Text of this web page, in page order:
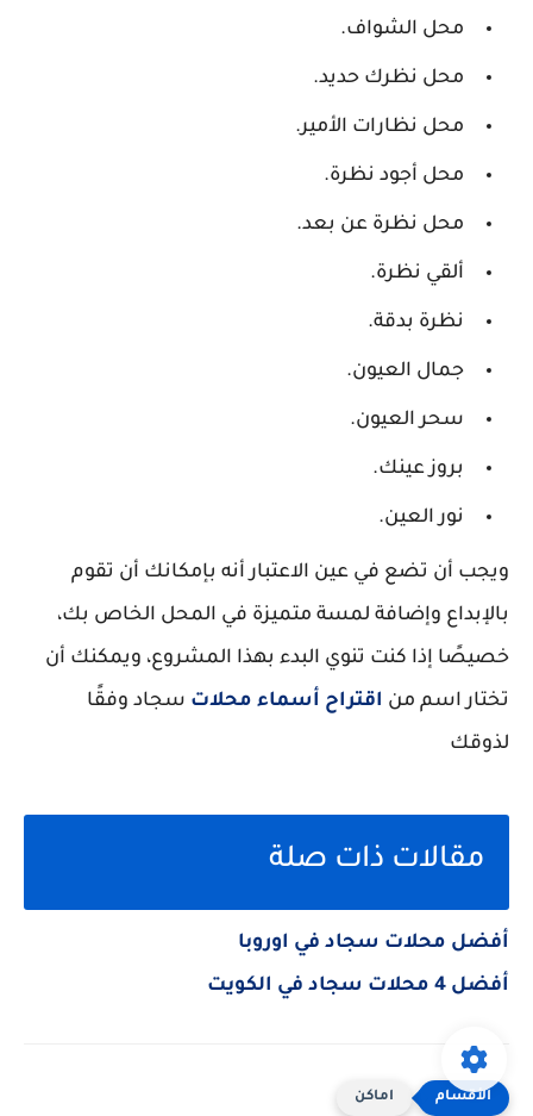
محل الشواف.
محل نظرك حديد.
محل نظارات الأمير.
محل أجود نظرة.
محل نظرة عن بعد.
ألقي نظرة.
نظرة بدقة.
جمال العيون.
سحر العيون.
بروز عينك.
نور العين.
ويجب أن تضع في عين الاعتبار أنه بإمكانك أن تقوم
بالإبداع وإضافة لمسة متميزة في المحل الخاص بك،
خصيصًا إذا كنت تنوي البدء بهذا المشروع، ويمكنك أن
تختار اسم من اقتراح أسماء محلات سجاد وفقًا
لذوقك
مقالات ذات صلة
أفضل محلات سجاد في اوروبا
أفضل 4 محلات سجاد في الكويت
اماكن